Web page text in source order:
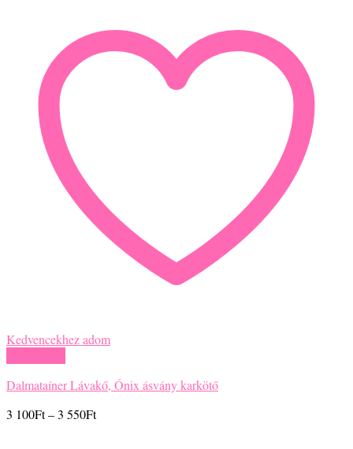
Kedvencekhez adom
Dalmataíner Lávakő, Ónix ásvány karkötő
3 100Ft–3 550FtÁrtartomány: